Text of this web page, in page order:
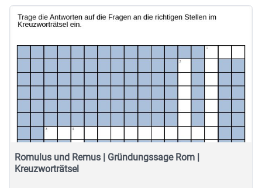
Romulus und Remus | Gründungssage Rom |
Kreuzworträtsel